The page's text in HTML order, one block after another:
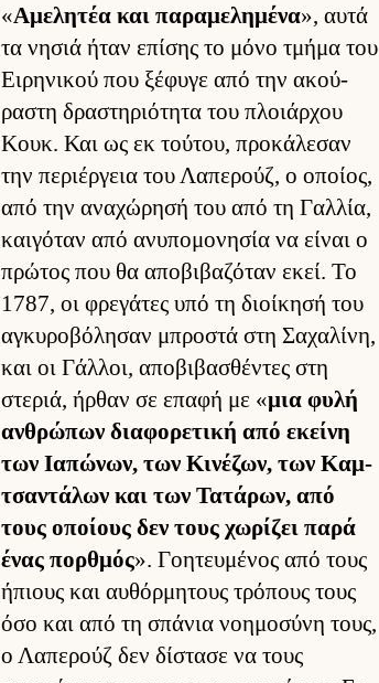
«Αμελητέα και παραμελημένα», αυτά
τα νησιά ήταν επίσης το μόνο τμήμα του
Ει­ρηνικού που ξέφυγε από την ακού­
ραστη δραστηριότητα του πλοιάρ­χου
Κουκ. Και ως εκ τού­του, προκάλεσαν
την περιέρ­γεια του Λαπερούζ, ο οποί­ος,
από την αναχώρησή του από τη Γαλ­λία,
και­γόταν από ανυπομονησία να εί­ναι ο
πρώτος που θα αποβιβαζόταν εκεί. Το
1787, οι φρεγάτες υπό τη διοί­κησή του
αγκυροβόλησαν μπροστά στη Σαχαλίνη,
και οι Γάλ­λοι, αποβιβασθέντες στη
στεριά, ήρ­θαν σε επαφή με «μια φυλή
αν­θρώπων δια­φορετική από εκείνη
των Ια­πώνων, των Κινέζων, των Καμ­
τσαντάλων και των Τατάρων, από
τους οποί­ους δεν τους χωρίζει παρά
ένας πορ­θμός». Γοη­τευ­μένος από τους
ήπιους και αυ­θόρ­μητους τρόπους τους
όσο και από τη σπάνια νοη­μοσύνη τους,
ο Λαπερούζ δεν δίστασε να τους